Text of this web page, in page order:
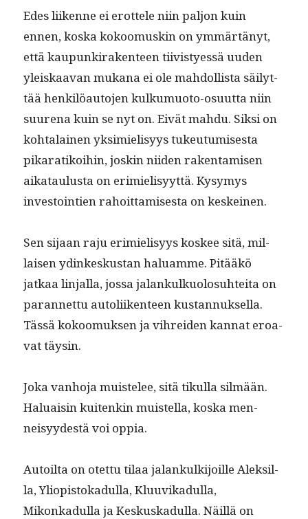
Edes liikenne ei erot­tele niin paljon kuin
ennen, kos­ka kokoomuskin on ymmärtänyt,
että kaupunki­rak­en­teen tiivistyessä uuden
yleiskaa­van mukana ei ole mah­dol­lista säi­lyt­
tää henkilöau­to­jen kulku­muo­to-osu­ut­ta niin
suure­na kuin se nyt on. Eivät mah­du. Sik­si on
kohta­lainen yksimielisyys tukeu­tu­mis­es­ta
pikaratikoi­hin, joskin niiden rak­en­tamisen
aikataulus­ta on erim­ielisyyt­tä. Kysymys
investoin­tien rahoit­tamis­es­ta on keskeinen.
Sen sijaan raju erim­ielisyys kos­kee sitä, mil­
laisen ydinkeskus­tan halu­amme. Pitääkö
jatkaa lin­jal­la, jos­sa jalankulkuolo­suhtei­ta on
paran­net­tu autoli­iken­teen kus­tan­nuk­sel­la.
Tässä kokoomuk­sen ja vihrei­den kan­nat eroa­
vat täysin.
Joka van­ho­ja muis­telee, sitä tikul­la silmään.
Halu­aisin kuitenkin muis­tel­la, kos­ka men­
neisyy­destä voi oppia.
Autoil­ta on otet­tu tilaa jalankulk­i­joille Alek­sil­
la, Yliopis­tokadul­la, Klu­u­vikadul­la,
Mikonkadul­la ja Keskuskadul­la. Näil­lä on